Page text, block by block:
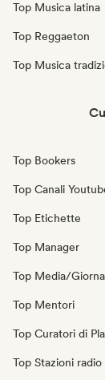
Top Musica latina
Top Reggaeton
Top Musica
Top Bookers
Top Canali
Top Etichette
Top Manager
Top Media/
Top Mentori
Top Curatori di
Top Stazioni radio